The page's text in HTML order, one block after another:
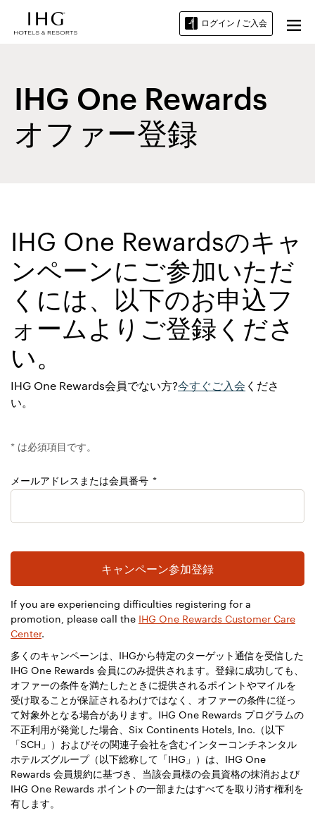
ログイン / ご入会
IHG One Rewards
オファー登録
IHG One Rewardsのキャ
ンペーンにご参加いただ
くには、以下のお申込フ
ォームよりご登録くださ
い。
IHG One Rewards会員でない方?今すぐご入会 くださ
い。
* は必須項目です。
この欄は空白のままにしてください
メールアドレスまたは会員番号
If you are experiencing difficulties registering for a
promotion, please call the IHG One Rewards Customer Care
Center.
多くのキャンペーンは、IHGから特定のターゲット通信を受信した
IHG One Rewards 会員にのみ提供されます。登録に成功しても、
オファーの条件を満たしたときに提供されるポイントやマイルを
受け取ることが保証されるわけではなく、オファーの条件に従っ
て対象外となる場合があります。IHG One Rewards プログラムの
不正利用が発覚した場合、Six Continents Hotels, Inc.（以下
「SCH」）およびその関連子会社を含むインターコンチネンタル
ホテルズグループ（以下総称して「IHG」）は、IHG One
Rewards 会員規約に基づき、当該会員様の会員資格の抹消および
IHG One Rewards ポイントの一部またはすべてを取り消す権利を
有します。